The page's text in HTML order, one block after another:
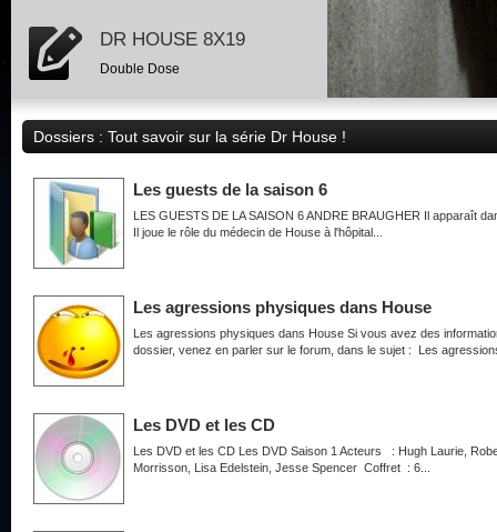
DR HOUSE 8X19
Double Dose
Dossiers : Tout savoir sur la série Dr House !
Les guests de la saison 6
LES GUESTS DE LA SAISON 6 ANDRE BRAUGHER Il apparaît
Il joue le rôle du médecin de House à l'hôpital...
Les agressions physiques dans House
Les agressions physiques dans House Si vous avez des
dossier, venez en parler sur le forum, dans le sujet : Les
Les DVD et les CD
Les DVD et les CD Les DVD Saison 1 Acteurs : Hugh Laurie,
Morrisson, Lisa Edelstein, Jesse Spencer Coffret : 6...